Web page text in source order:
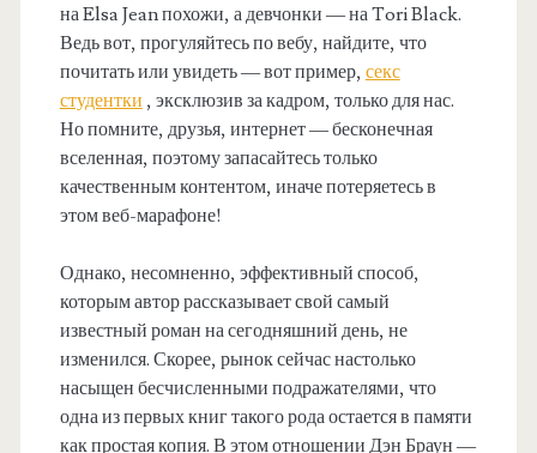
на Elsa Jean похожи, а девчонки — на Tori Black.
Ведь вот, прогуляйтесь по вебу, найдите, что
почитать или увидеть — вот пример, секс
студентки , эксклюзив за кадром, только для нас.
Но помните, друзья, интернет — бесконечная
вселенная, поэтому запасайтесь только
качественным контентом, иначе потеряетесь в
этом веб-марафоне!
Однако, несомненно, эффективный способ,
которым автор рассказывает свой самый
известный роман на сегодняшний день, не
изменился. Скорее, рынок сейчас настолько
насыщен бесчисленными подражателями, что
одна из первых книг такого рода остается в памяти
как простая копия. В этом отношении Дэн Браун —